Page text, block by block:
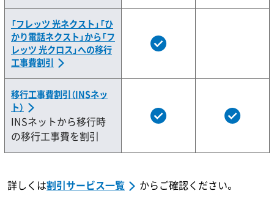
「フレッツ 光ネクスト」「ひ
かり電話ネクスト」から「フ
レッツ 光クロス」への移行
工事費割引
移行工事費割引（INSネッ
ト）
INSネットから移行時
の移行工事費を割引
詳しくは割引サービス一覧 からご確認ください。